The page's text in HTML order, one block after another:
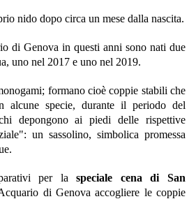
nido dopo circa un mese dalla nascita.
di Genova in questi anni sono nati due
uno nel 2017 e uno nel 2019.
formano cioè coppie stabili che
alcune specie, durante il periodo del
depongono ai piedi delle rispettive
un sassolino, simbolica promessa
per laspeciale cena di San
di Genova accogliere le coppie